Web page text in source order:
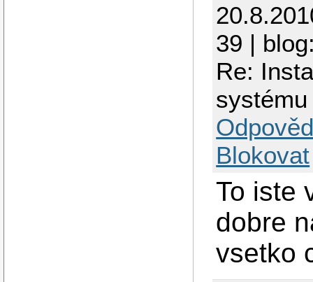
39 |
Re:
systému
Blokovat
To iste
dobre
vsetko